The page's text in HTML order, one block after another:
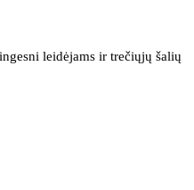
leidėjams ir trečiųjų šalių